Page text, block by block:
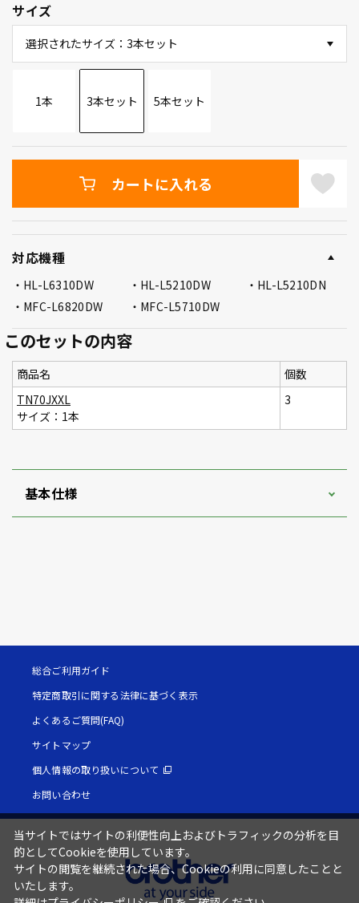
サイズ
選択されたサイズ：3本セット
1本 3本セット 5本セット
カートに入れる
このセットの内容
商品名
個数
TN70JXXL
サイズ：1本
3
対応機種
HL-L6310DW HL-L5210DW
HL-L5210DN
MFC-L6820DW
MFC-L5710DW
基本仕様
総合ご利用ガイド
特定商取引に関する法律に基づく表示
よくあるご質問(FAQ)
サイトマップ
個人情報の取り扱いについて
お問い合わせ
当サイトではサイトの利便性向上およびトラフィックの分析を目
的としてCookieを使用しています。
サイトの閲覧を継続された場合、Cookieの利用に同意したことと
いたします。